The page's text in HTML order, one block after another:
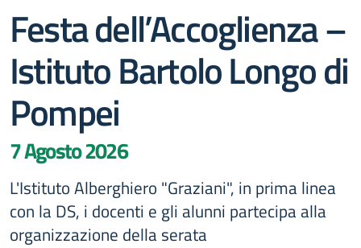
Festa dell’Accoglienza –
Istituto Bartolo Longo di
Pompei
7 Agosto 2026
L'Istituto Alberghiero "Graziani", in prima linea
con la DS, i docenti e gli alunni partecipa alla
organizzazione della serata